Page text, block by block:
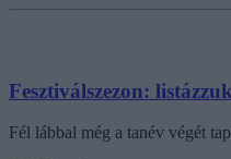
Fesztiválszezon:
Fél lábbal még a tanév végét